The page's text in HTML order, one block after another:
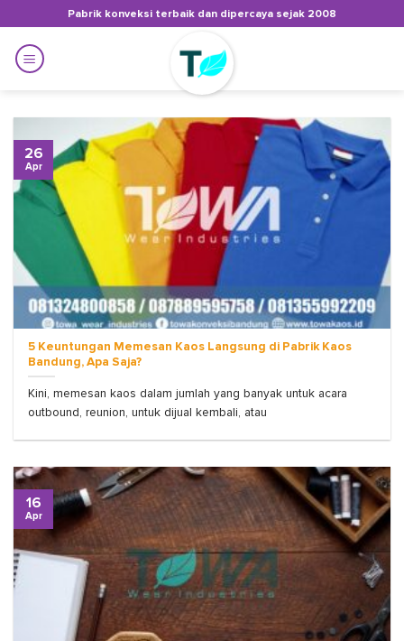
to
content
Pabrik konveksi terbaik dan dipercaya sejak 2008
5 Keuntungan Memesan Kaos Langsung di Pabrik Kaos
Bandung, Apa Saja?
Kini, memesan kaos dalam jumlah yang banyak untuk acara
outbound, reunion, untuk dijual kembali, atau
26
Apr
16
Apr